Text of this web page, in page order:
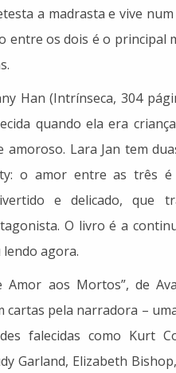
a madrasta e vive
entre os dois é o principal
Han (Intrínseca, 304
quando ela era
Lara Jan tem
o amor entre as três
e delicado, que
O livro é a
lendo agora.
Amor aos Mortos”, de
cartas pela narradora –
falecidas como Kurt
Garland, Elizabeth